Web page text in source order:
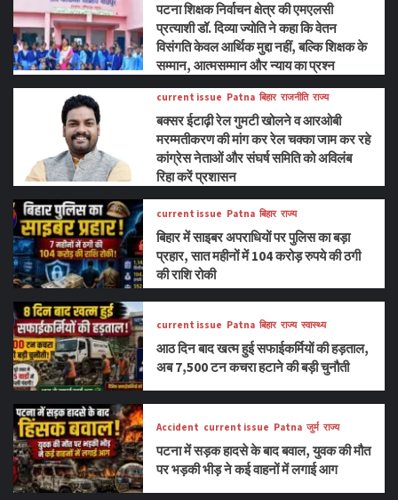
पटना शिक्षक निर्वाचन क्षेत्र की एमएलसी
प्रत्याशी डॉ. दिव्या ज्योति ने कहा कि वेतन
विसंगति केवल आर्थिक मुद्दा नहीं, बल्कि शिक्षक के
सम्मान, आत्मसम्मान और न्याय का प्रश्न
current issue Patna बिहार राजनीति राज्य
बक्सर ईटाढ़ी रेल गुमटी खोलने व आरओबी
मरम्मतीकरण की मांग कर रेल चक्का जाम कर रहे
कांग्रेस नेताओं और संघर्ष समिति को अविलंब
रिहा करें प्रशासन
current issue Patna बिहार राज्य
बिहार में साइबर अपराधियों पर पुलिस का बड़ा
प्रहार, सात महीनों में 104 करोड़ रुपये की ठगी
की राशि रोकी
current issue Patna बिहार राज्य स्वास्थ्य
आठ दिन बाद खत्म हुई सफाईकर्मियों की हड़ताल,
अब 7,500 टन कचरा हटाने की बड़ी चुनौती
Accident current issue Patna जुर्म राज्य
पटना में सड़क हादसे के बाद बवाल, युवक की मौत
पर भड़की भीड़ ने कई वाहनों में लगाई आग